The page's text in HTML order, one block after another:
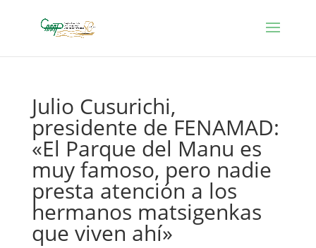
Julio Cusurichi,
presidente de FENAMAD:
«El Parque del Manu es
muy famoso, pero nadie
presta atención a los
hermanos matsigenkas
que viven ahí»